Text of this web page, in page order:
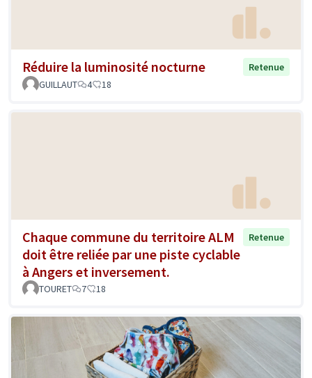
Réduire la luminosité nocturne
Retenue
GUILLAUT
4 18
Chaque commune du territoire ALM
doit être reliée par une piste cyclable
à Angers et inversement.
Retenue
TOURET 7 18